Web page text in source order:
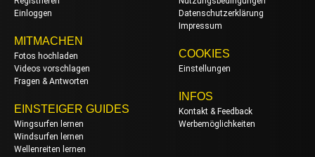
Einloggen
MITMACHEN
Fotos hochladen
Videos vorschlagen
Fragen & Antworten
EINSTEIGER GUIDES
Wingsurfen lernen
Windsurfen lernen
Wellenreiten lernen
Datenschutzerklärung
Impressum
COOKIES
Einstellungen
INFOS
Kontakt & Feedback
Werbemöglichkeiten